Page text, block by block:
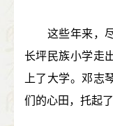
这些年来，尽
长坪民族小学走
上了大学。邓志
们的心田，托起